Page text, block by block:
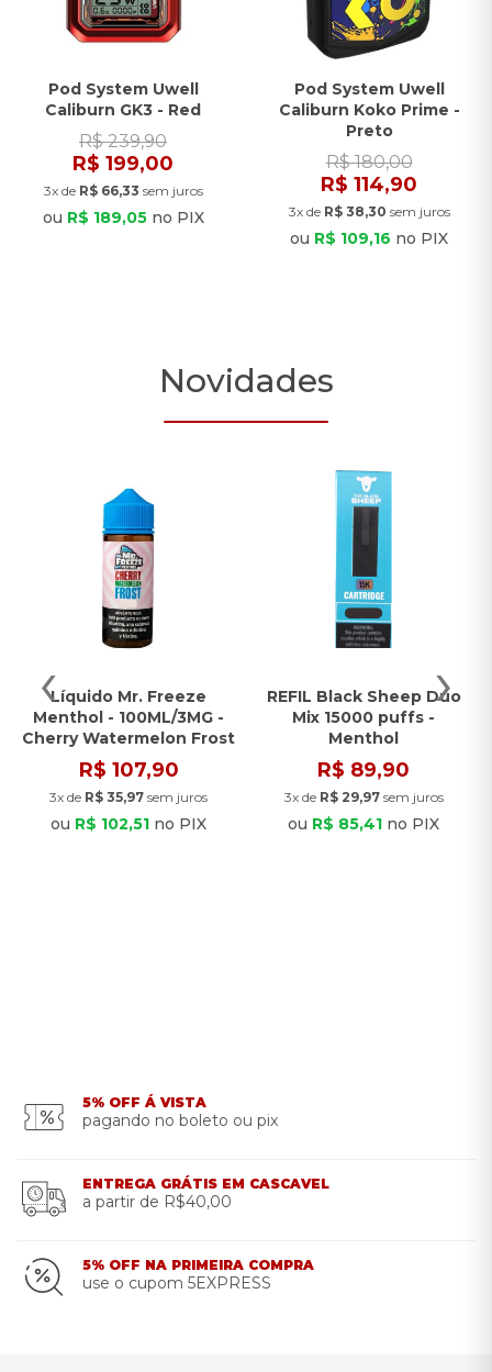
Pod System Uwell
Caliburn GK3 - Red
R$ 199,00
R$ 239,90
3x de R$ 66,33 sem juros
ou R$ 189,05no PIX
Pod System Uwell
Caliburn Koko Prime -
Preto
R$ 114,90
R$ 180,00
3x de R$ 38,30 sem juros
ou R$ 109,16 no PIX
Novidades
Líquido Mr. Freeze
Menthol - 100ML/3MG -
Cherry Watermelon Frost
R$ 107,90
3x de R$ 35,97 sem juros
ou R$ 102,51 no PIX
REFIL Black Sheep Duo
Mix 15000 puffs -
Menthol
R$ 89,90
3x de R$ 29,97sem juros
ou R$ 85,41 no PIX
‹ ›
5% OFF Á VISTA
pagando no boleto ou pix
ENTREGA GRÁTIS EM CASCAVEL
a partir de R$40,00
5% OFF NA PRIMEIRA COMPRA
use o cupom 5EXPRESS